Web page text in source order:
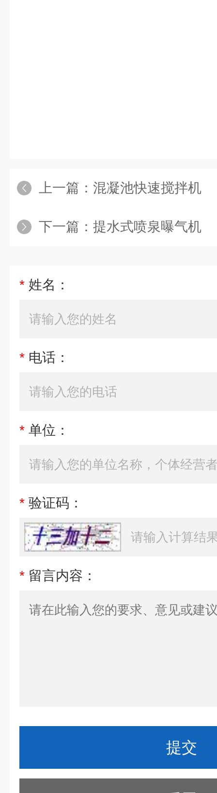
上一篇： 混凝池快速搅拌机
下一篇： 提水式喷泉曝气机
* 姓名：
* 电话：
* 单位：
* 验证码：
* 留言内容：